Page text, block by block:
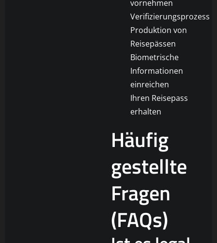
vornehmen
Verifizierungsprozess
Produktion von
Reisepässen
Biometrische
Informationen
einreichen
Ihren Reisepass
erhalten
Häufig
gestellte
Fragen
(FAQs)